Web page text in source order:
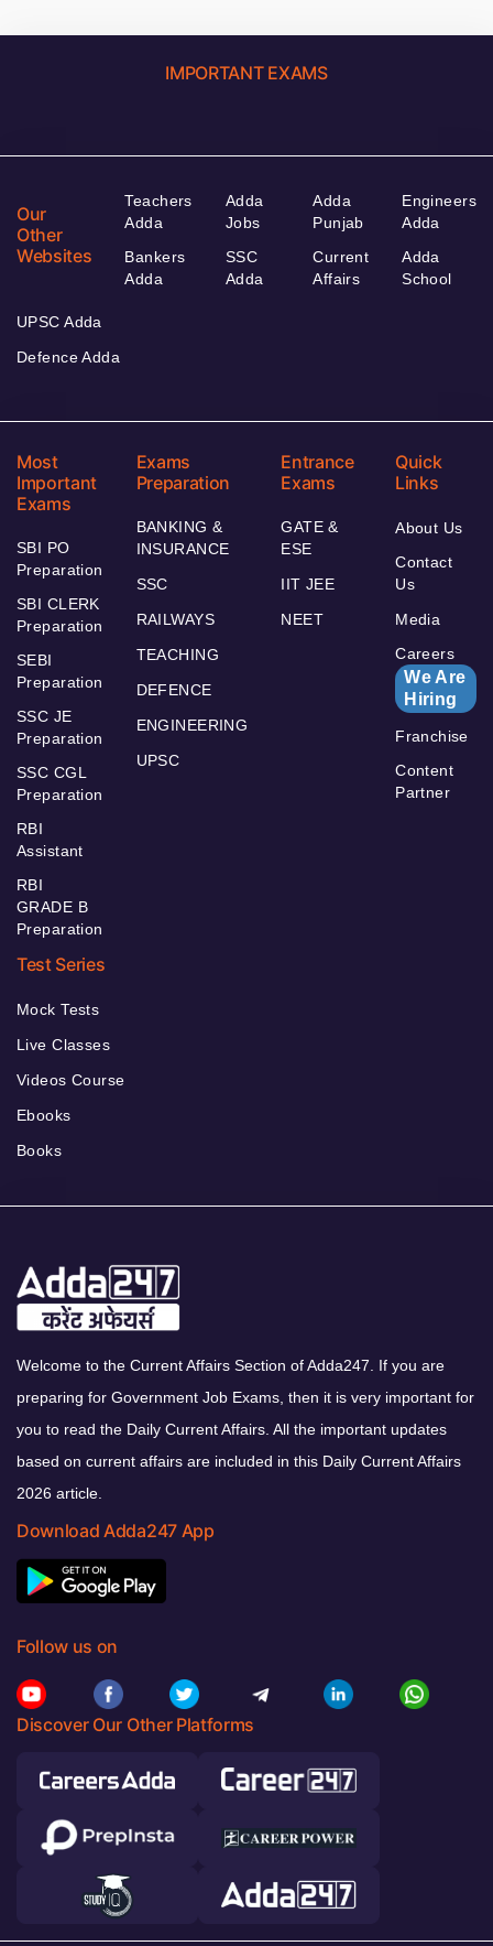
IMPORTANT EXAMS
Our
Other
Websites
Teachers
Adda
Bankers
Adda
Adda
Jobs
SSC
Adda
Adda
Punjab
Current
Affairs
Engineers
Adda
Adda
School
UPSC Adda
Defence Adda
Most
Important
Exams
SBI PO
Preparation
SBI CLERK
Preparation
SEBI
Preparation
SSC JE
Preparation
SSC CGL
Preparation
RBI
Assistant
RBI
GRADE B
Preparation
Exams
Preparation
BANKING &
INSURANCE
SSC
RAILWAYS
TEACHING
DEFENCE
ENGINEERING
UPSC
Entrance
Exams
GATE &
ESE
IIT JEE
NEET
Quick
Links
About Us
Contact
Us
Media
Careers
We Are
Hiring
Franchise
Content
Partner
Test Series
Mock Tests
Live Classes
Videos Course
Ebooks
Books
Welcome to the Current Affairs Section of Adda247. If you are
preparing for Government Job Exams, then it is very important for
you to read the Daily Current Affairs. All the important updates
based on current affairs are included in this Daily Current Affairs
2026 article.
Download Adda247 App
Follow us on
Discover Our Other Platforms